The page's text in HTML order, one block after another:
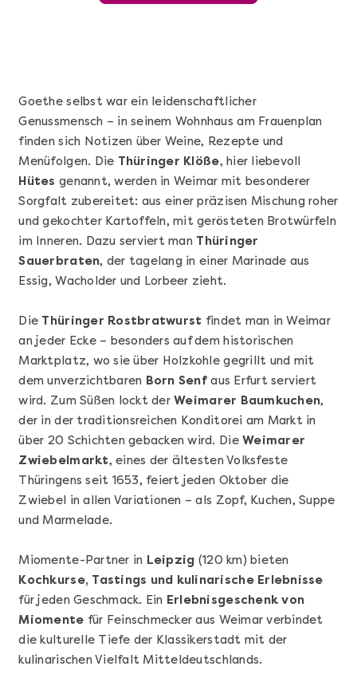
Mehr anzeigen
Sushi Basic Kurs Bonn
Mehr anzeigen
Geschenkbox 100€
Goethe selbst war ein leidenschaftlicher
Genussmensch – in seinem Wohnhaus am Frauenplan
finden sich Notizen über Weine, Rezepte und
Menüfolgen. Die Thüringer Klöße, hier liebevoll
Hütes genannt, werden in Weimar mit besonderer
Sorgfalt zubereitet: aus einer präzisen Mischung roher
und gekochter Kartoffeln, mit gerösteten Brotwürfeln
im Inneren. Dazu serviert man Thüringer
Sauerbraten, der tagelang in einer Marinade aus
Essig, Wacholder und Lorbeer zieht.
Die Thüringer Rostbratwurst findet man in Weimar
an jeder Ecke – besonders auf dem historischen
Marktplatz, wo sie über Holzkohle gegrillt und mit
dem unverzichtbaren Born Senfaus Erfurt serviert
wird. Zum Süßen lockt derWeimarer Baumkuchen,
der in der traditionsreichen Konditorei am Markt in
über 20 Schichten gebacken wird. DieWeimarer
Zwiebelmarkt, eines der ältesten Volksfeste
Thüringens seit 1653, feiert jeden Oktober die
Zwiebel in allen Variationen – als Zopf, Kuchen, Suppe
und Marmelade.
Miomente-Partner in Leipzig (120 km) bieten
Kochkurse, Tastings und kulinarische Erlebnisse
für jeden Geschmack. Ein Erlebnisgeschenk von
Miomente für Feinschmecker aus Weimar verbindet
die kulturelle Tiefe der Klassikerstadt mit der
kulinarischen Vielfalt Mitteldeutschlands.